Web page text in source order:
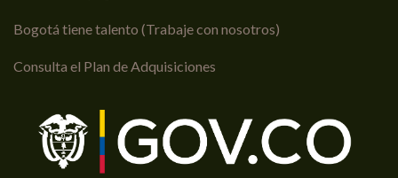
Bogotá tiene talento (Trabaje con nosotros)
Consulta el Plan de Adquisiciones